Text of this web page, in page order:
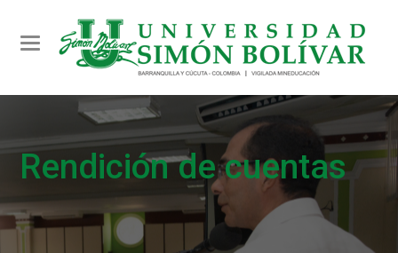
Toggle navigation
Rendición de cuentas